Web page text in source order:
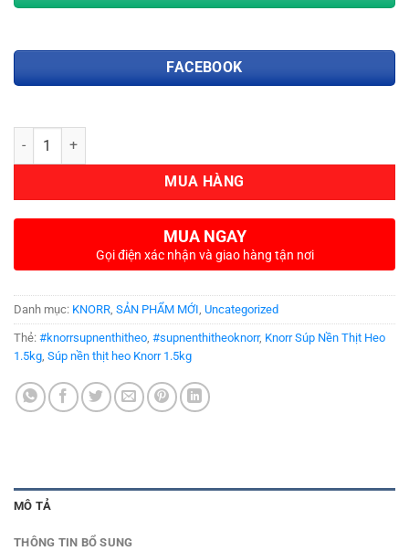
FACEBOOK
Số lượng
MUA HÀNG
MUA NGAY
Gọi điện xác nhận và giao hàng tận nơi
Danh mục: KNORR, SẢN PHẨM MỚI, Uncategorized
Thẻ: #knorrsupnenthitheo, #supnenthitheoknorr, Knorr Súp Nền Thịt Heo
1.5kg, Súp nền thịt heo Knorr 1.5kg
MÔ TẢ
THÔNG TIN BỔ SUNG